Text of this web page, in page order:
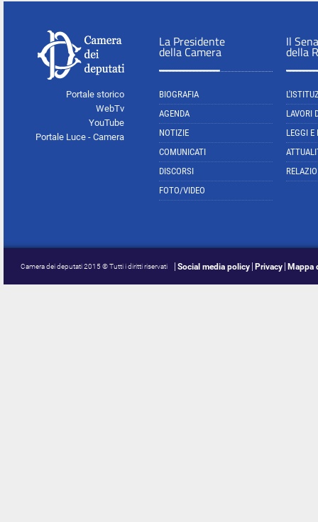
Portale storico
WebTv
YouTube
Portale Luce - Camera
La Presidente
della Camera
BIOGRAFIA
AGENDA
NOTIZIE
COMUNICATI
DISCORSI
FOTO/VIDEO
Il
della
LAVORI
LEGGI E
Camera dei deputati 2015 © Tutti i diritti riservati Social media policy Privacy Mappa